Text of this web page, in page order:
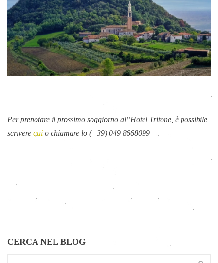
Per prenotare il prossimo soggiorno all’Hotel Tritone, è possibile
scrivere qui o chiamare lo (+39) 049 8668099
CERCA NEL BLOG